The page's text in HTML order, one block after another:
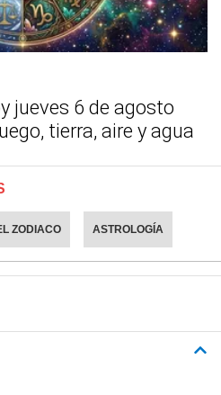
jueves 6 de agosto
tierra, aire y agua
ZODIACO ASTROLOGÍA